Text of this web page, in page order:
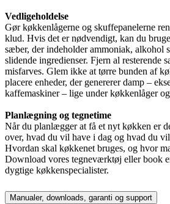
Vedligeholdelse
Gør køkkenlågerne og skuffepanelerne
klud. Hvis det er nødvendigt, kan du
sæber, der indeholder ammoniak, alkohol
slidende ingredienser. Fjern al resterende
misfarves. Glem ikke at tørre bunden af
placere enheder, der genererer damp –
kaffemaskiner – lige under køkkenlåger
Planlægning og tegnetime
Når du planlægger at få et nyt køkken er
over, hvad du vil have i dag og hvad du
Hvordan skal køkkenet bruges, og hvor
Download vores tegneværktøj eller book
dygtige køkkenspecialister.
Manualer, downloads, garanti og support